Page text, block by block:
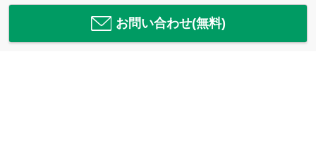
お問い合わせ(無料)